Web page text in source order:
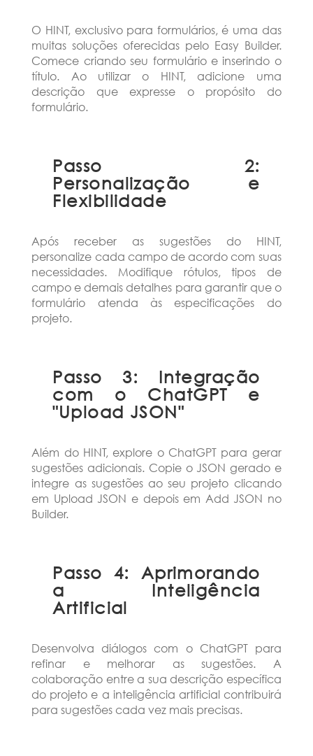
O HINT, exclusivo para formulários, é uma das
muitas soluções oferecidas pelo Easy Builder.
Comece criando seu formulário e inserindo o
título. Ao utilizar o HINT, adicione uma
descrição que expresse o propósito do
formulário.
Passo 2:
Personalização e
Flexibilidade
Após receber as sugestões do HINT,
personalize cada campo de acordo com suas
necessidades. Modifique rótulos, tipos de
campo e demais detalhes para garantir que o
formulário atenda às especificações do
projeto.
Passo 3: Integração
com o ChatGPT e
"Upload JSON"
Além do HINT, explore o ChatGPT para gerar
sugestões adicionais. Copie o JSON gerado e
integre as sugestões ao seu projeto clicando
em Upload JSON e depois em Add JSON no
Builder.
Passo 4: Aprimorando
a Inteligência
Artificial
Desenvolva diálogos com o ChatGPT para
refinar e melhorar as sugestões. A
colaboração entre a sua descrição específica
do projeto e a inteligência artificial contribuirá
para sugestões cada vez mais precisas.